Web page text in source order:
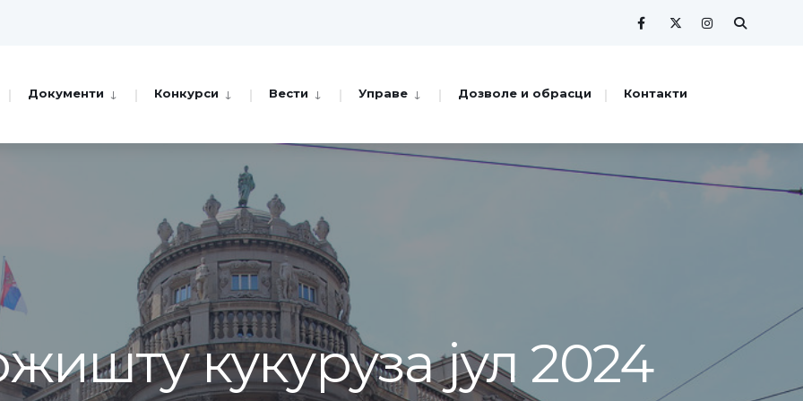
Документи Конкурси Вести Управе Дозволе и обрасци Контакти
кукуруза јул 2024